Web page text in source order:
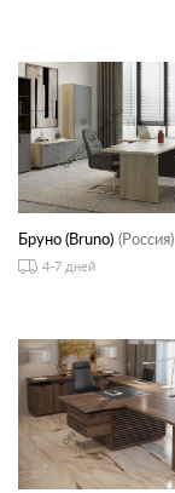
Бруно (Bruno) (Россия)
4-7 дней